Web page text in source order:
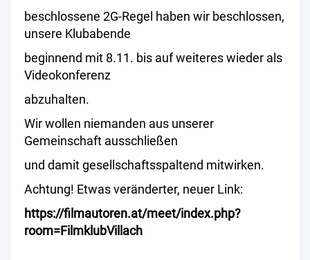
beschlossene 2G-Regel haben wir beschlossen,
unsere Klubabende
beginnend mit 8.11. bis auf weiteres wieder als
Videokonferenz
abzuhalten.
Wir wollen niemanden aus unserer
Gemeinschaft ausschließen
und damit gesellschaftsspaltend mitwirken.
Achtung! Etwas veränderter, neuer Link:
https://filmautoren.at/meet/index.php?
room=FilmklubVillach